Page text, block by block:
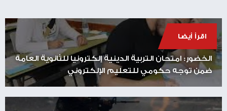
اقرأ أيضا
الخضور: امتحان التربية الدينية إلكترونيا للثانوية العامة
ضمن توجه حكومي للتعليم الإلكتروني